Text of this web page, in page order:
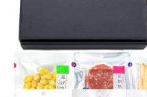
お酒別オススメ
価格別
お問い合わせ